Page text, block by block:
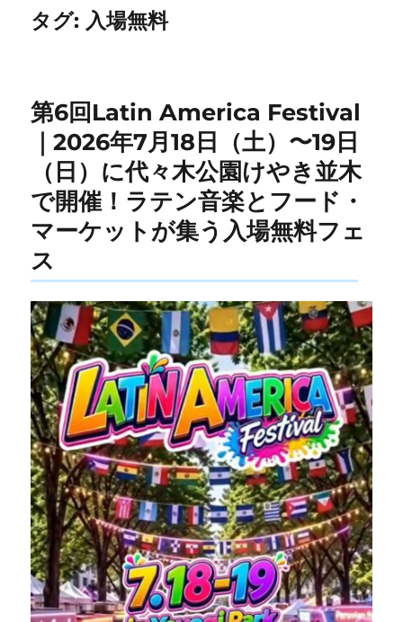
タグ: 入場無料
第6回Latin America Festival
｜2026年7月18日（土）〜19日
（日）に代々木公園けやき並木
で開催！ラテン音楽とフード・
マーケットが集う入場無料フェ
ス